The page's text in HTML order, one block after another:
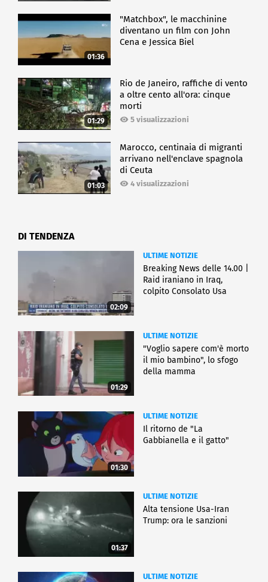
01:36
"Matchbox", le macchinine
diventano un film con John
Cena e Jessica Biel
01:29
Rio de Janeiro, raffiche di vento
a oltre cento all'ora: cinque
morti
5 visualizzazioni
01:03
Marocco, centinaia di migranti
arrivano nell'enclave spagnola
di Ceuta
4 visualizzazioni
DI TENDENZA
02:09
ULTIME NOTIZIE
Breaking News delle 14.00 |
Raid iraniano in Iraq,
colpito Consolato Usa
01:29
ULTIME NOTIZIE
"Voglio sapere com'è morto
il mio bambino", lo sfogo
della mamma
01:30
ULTIME NOTIZIE
Il ritorno de "La
Gabbianella e il gatto"
01:37
ULTIME NOTIZIE
Alta tensione Usa-Iran
Trump: ora le sanzioni
ULTIME NOTIZIE